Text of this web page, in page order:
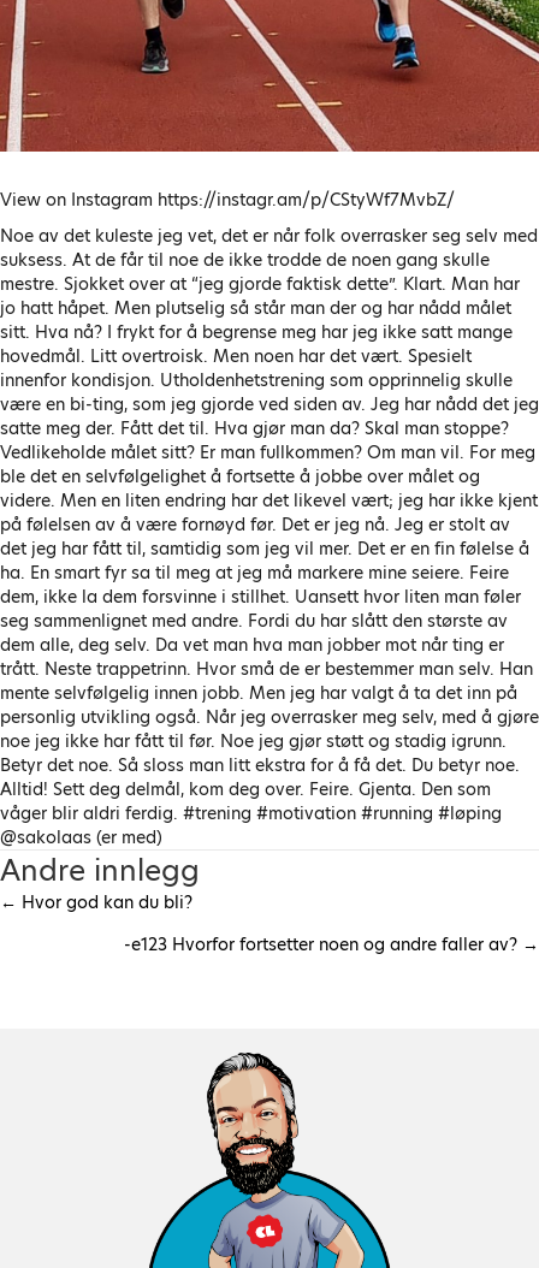
View on Instagram https://instagr.am/p/CStyWf7MvbZ/
Noe av det kuleste jeg vet, det er når folk overrasker seg selv med
suksess. At de får til noe de ikke trodde de noen gang skulle
mestre. Sjokket over at “jeg gjorde faktisk dette”. Klart. Man har
jo hatt håpet. Men plutselig så står man der og har nådd målet
sitt. Hva nå? I frykt for å begrense meg har jeg ikke satt mange
hovedmål. Litt overtroisk. Men noen har det vært. Spesielt
innenfor kondisjon. Utholdenhetstrening som opprinnelig skulle
være en bi-ting, som jeg gjorde ved siden av. Jeg har nådd det jeg
satte meg der. Fått det til. Hva gjør man da? Skal man stoppe?
Vedlikeholde målet sitt? Er man fullkommen? Om man vil. For meg
ble det en selvfølgelighet å fortsette å jobbe over målet og
videre. Men en liten endring har det likevel vært; jeg har ikke kjent
på følelsen av å være fornøyd før. Det er jeg nå. Jeg er stolt av
det jeg har fått til, samtidig som jeg vil mer. Det er en fin følelse å
ha. En smart fyr sa til meg at jeg må markere mine seiere. Feire
dem, ikke la dem forsvinne i stillhet. Uansett hvor liten man føler
seg sammenlignet med andre. Fordi du har slått den største av
dem alle, deg selv. Da vet man hva man jobber mot når ting er
trått. Neste trappetrinn. Hvor små de er bestemmer man selv. Han
mente selvfølgelig innen jobb. Men jeg har valgt å ta det inn på
personlig utvikling også. Når jeg overrasker meg selv, med å gjøre
noe jeg ikke har fått til før. Noe jeg gjør støtt og stadig igrunn.
Betyr det noe. Så sloss man litt ekstra for å få det. Du betyr noe.
Alltid! Sett deg delmål, kom deg over. Feire. Gjenta. Den som
våger blir aldri ferdig. #trening #motivation #running #løping
@sakolaas (er med)
Andre innlegg
← Hvor god kan du bli?
-e123 Hvorfor fortsetter noen og andre faller av? →